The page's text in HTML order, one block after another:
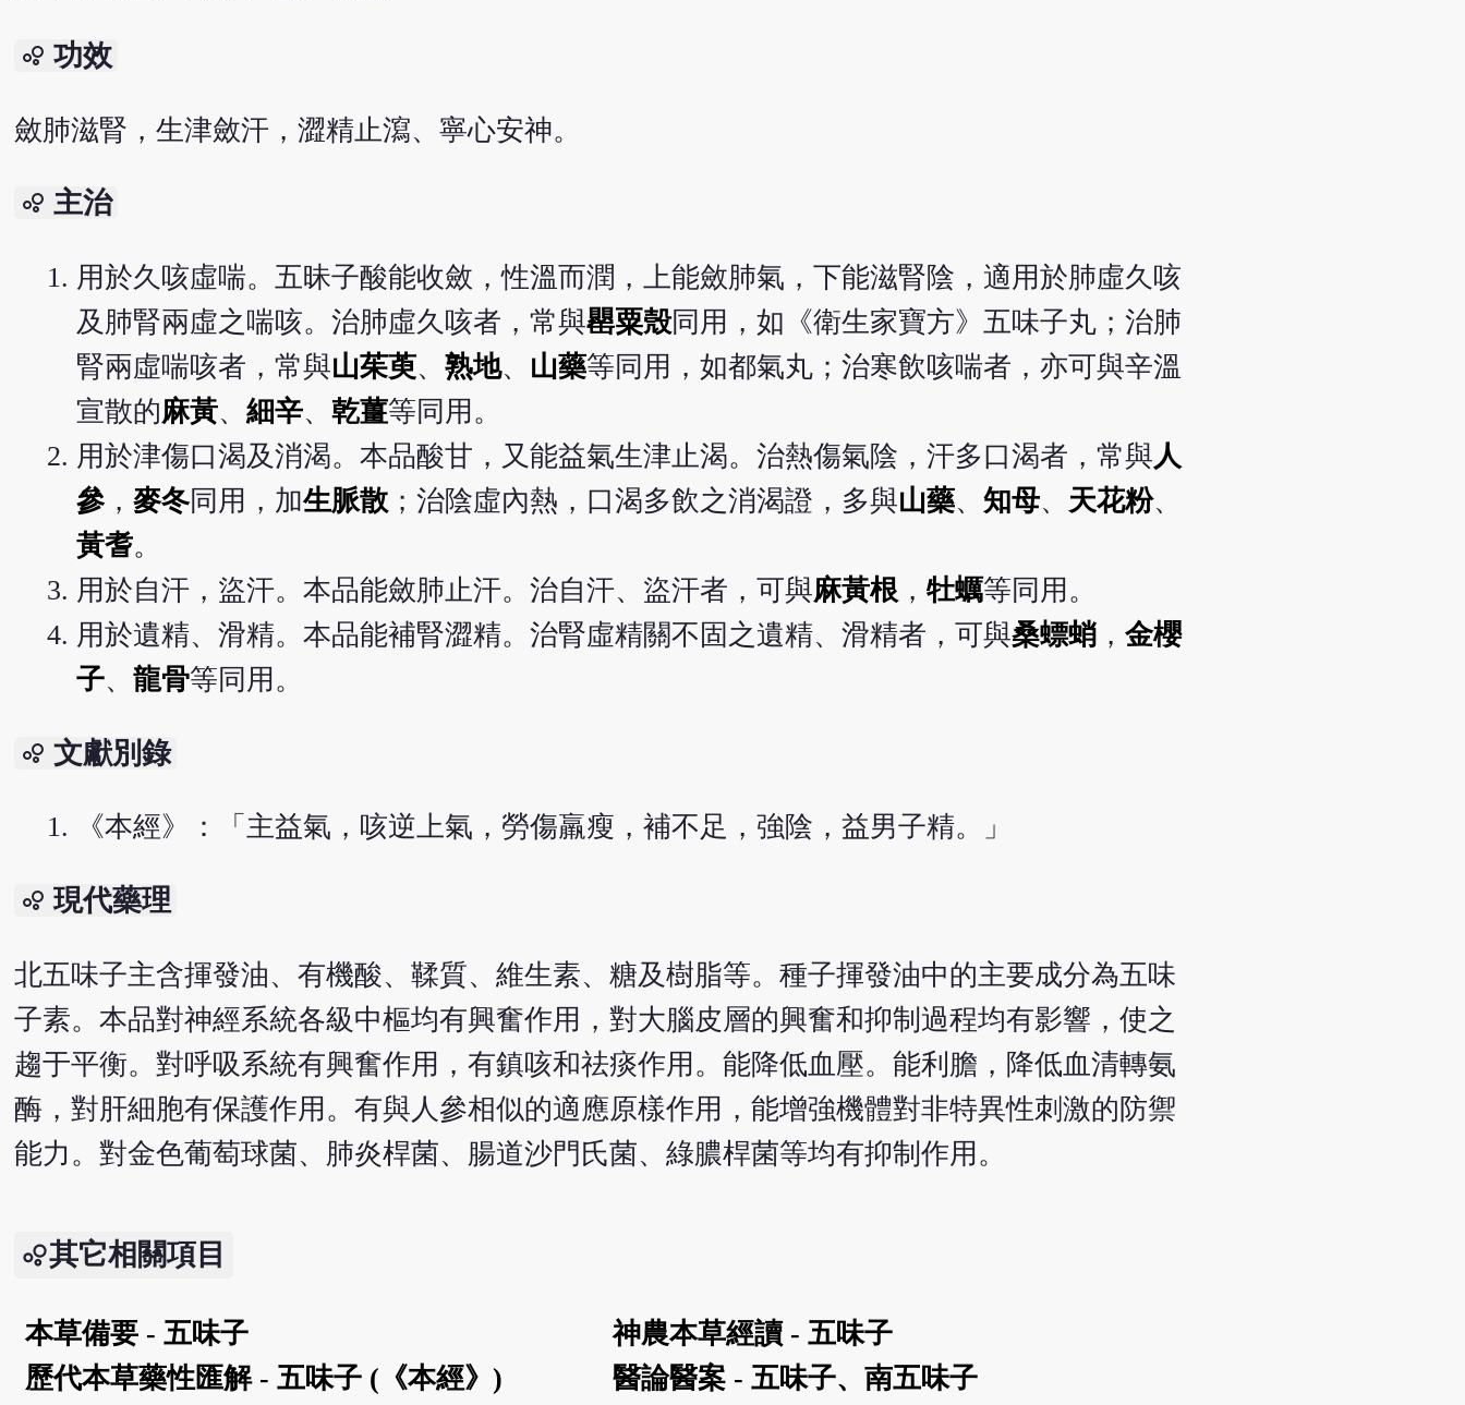
bubble_chart 功效
斂肺滋腎，生津斂汗，澀精止瀉、寧心安神。
bubble_chart 主治
用於久咳虛喘。五昧子酸能收斂，性溫而潤，上能斂肺氣，下能滋腎陰，適用於肺虛久咳
及肺腎兩虛之喘咳。治肺虛久咳者，常與罌粟殼同用，如《衛生家寶方》五味子丸；治肺
腎兩虛喘咳者，常與山茱萸、 熟地、 山藥等同用，如都氣丸；治寒飲咳喘者，亦可與辛溫
宣散的麻黃、 細辛、 乾薑等同用。
用於津傷口渴及消渴。本品酸甘，又能益氣生津止渴。治熱傷氣陰，汗多口渴者，常與人
參， 麥冬同用，加生脈散；治陰虛內熱，口渴多飲之消渴證，多與山藥、 知母、 天花粉、
黃耆。
用於自汗，盜汗。本品能斂肺止汗。治自汗、盜汗者，可與麻黃根 ， 牡蠣等同用。
用於遺精、滑精。本品能補腎澀精。治腎虛精關不固之遺精、滑精者，可與桑螵蛸， 金櫻
子、 龍骨等同用。
bubble_chart 文獻別錄
《本經》：「主益氣，咳逆上氣，勞傷羸瘦，補不足，強陰，益男子精。」
bubble_chart 現代藥理
北五味子主含揮發油、有機酸、鞣質、維生素、糖及樹脂等。種子揮發油中的主要成分為五味
子素。本品對神經系統各級中樞均有興奮作用，對大腦皮層的興奮和抑制過程均有影響，使之
趨于平衡。對呼吸系統有興奮作用，有鎮咳和祛痰作用。能降低血壓。能利膽，降低血清轉氨
酶，對肝細胞有保護作用。有與人參相似的適應原樣作用，能增強機體對非特異性刺激的防禦
能力。對金色葡萄球菌、肺炎桿菌、腸道沙門氏菌、綠膿桿菌等均有抑制作用。
其它相關項目
本草備要 - 五味子
神農本草經讀 - 五味子
歷代本草藥性匯解 - 五味子 (《本經》)
醫論醫案 - 五味子、南五味子